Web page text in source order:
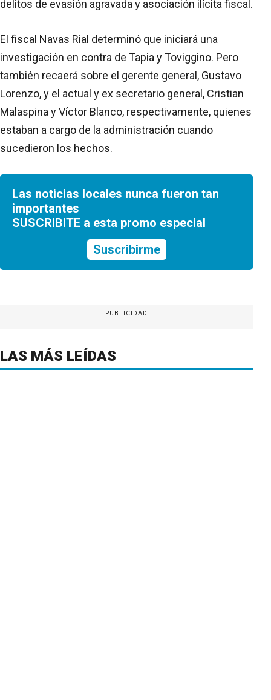
delitos de evasión agravada y asociación ilícita fiscal.
El fiscal Navas Rial determinó que iniciará una
investigación en contra de Tapia y Toviggino. Pero
también recaerá sobre el gerente general, Gustavo
Lorenzo, y el actual y ex secretario general, Cristian
Malaspina y Víctor Blanco, respectivamente, quienes
estaban a cargo de la administración cuando
sucedieron los hechos.
Las noticias locales nunca fueron tan
importantes
SUSCRIBITE a esta promo especial
Suscribirme
PUBLICIDAD
LAS MÁS LEÍDAS